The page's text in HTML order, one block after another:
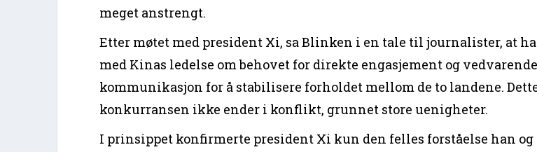
meget anstrengt.
Etter møtet med president Xi, sa Blinken i en tale til journalister, at
med Kinas ledelse om behovet for direkte engasjement og vedvarende
kommunikasjon for å stabilisere forholdet mellom de to landene.
konkurransen ikke ender i konflikt, grunnet store uenigheter.
I prinsippet konfirmerte president Xi kun den felles forståelse han og